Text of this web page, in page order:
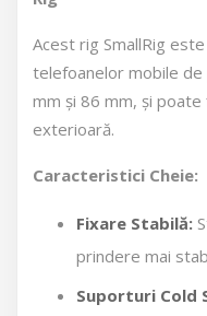
Acest rig SmallRig
telefoanelor mobile de
mm și 86 mm, și
exterioară.
Caracteristici Cheie:
Fixare Stabilă:
prindere mai
Suporturi Cold